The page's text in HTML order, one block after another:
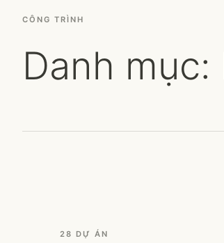
CÔNG TRÌNH
Danh mục:
28 DỰ ÁN